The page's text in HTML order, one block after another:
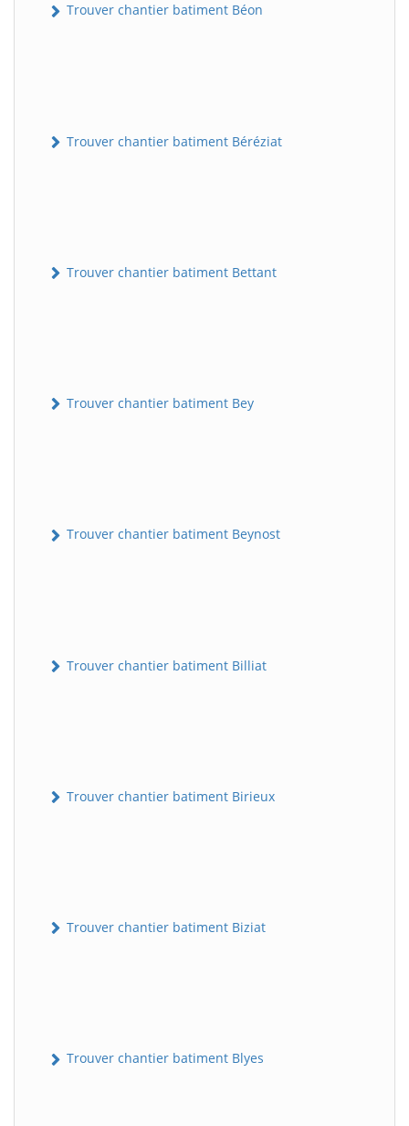
Trouver chantier batiment Béon
Trouver chantier batiment Béréziat
Trouver chantier batiment Bettant
Trouver chantier batiment Bey
Trouver chantier batiment Beynost
Trouver chantier batiment Billiat
Trouver chantier batiment Birieux
Trouver chantier batiment Biziat
Trouver chantier batiment Blyes